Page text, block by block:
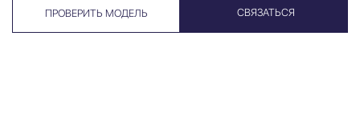
ПРОВЕРИТЬ МОДЕЛЬ СВЯЗАТЬСЯ